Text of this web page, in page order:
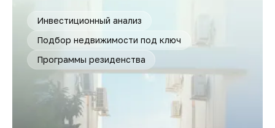
Инвестиционный анализ
Подбор недвижимости под ключ
Программы резиденства